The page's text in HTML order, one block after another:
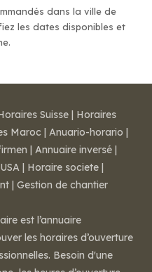
dans la ville de
les dates disponibles et
Suisse | Horaires
Maroc | Anuario-horario |
| Annuaire inversé |
| Horaire societe |
| Gestion de chantier
est l’annuaire
les horaires d’ouverture
Besoin d'une